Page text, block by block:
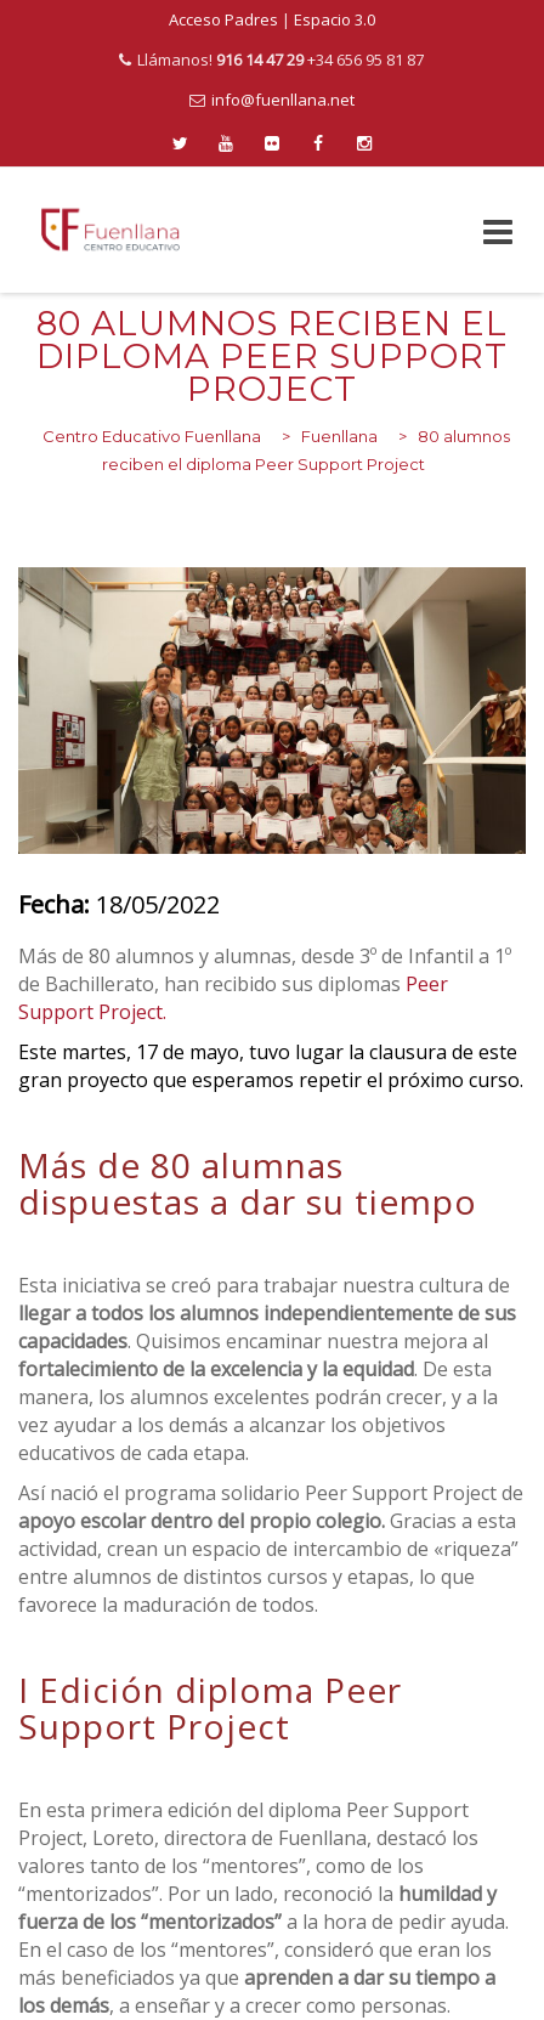
Acceso Padres | Espacio 3.0
Llámanos! 916 14 47 29+34 656 95 81 87
info@fuenllana.net
Skip
content
80 ALUMNOS RECIBEN EL
DIPLOMA PEER SUPPORT
PROJECT
Centro Educativo Fuenllana > Fuenllana >
80 alumnos
reciben el diploma Peer Support Project
Fecha: 18/05/2022
Más de 80 alumnos y alumnas, desde 3º de Infantil a 1º
de Bachillerato, han recibido sus diplomas Peer
Support Project.
Este martes, 17 de mayo, tuvo lugar la clausura de este
gran proyecto que esperamos repetir el próximo curso.
Más de 80 alumnas
dispuestas a dar su tiempo
Esta iniciativa se creó para trabajar nuestra cultura de
llegar a todos los alumnos independientemente de sus
capacidades. Quisimos encaminar nuestra mejora al
fortalecimiento de la excelencia y la equidad. De esta
manera, los alumnos excelentes podrán crecer, y a la
vez ayudar a los demás a alcanzar los objetivos
educativos de cada etapa.
Así nació el programa solidario Peer Support Project de
apoyo escolar dentro del propio colegio.Gracias a esta
actividad, crean un espacio de intercambio de «riqueza”
entre alumnos de distintos cursos y etapas, lo que
favorece la maduración de todos.
I Edición diploma Peer
Support Project
En esta primera edición del diploma Peer Support
Project, Loreto, directora de Fuenllana, destacó los
valores tanto de los “mentores”, como de los
“mentorizados”. Por un lado, reconoció la humildad y
fuerza de los “mentorizados”a la hora de pedir ayuda.
En el caso de los “mentores”, consideró que eran los
más beneficiados ya que aprenden a dar su tiempo a
los demás, a enseñar y a crecer como personas.